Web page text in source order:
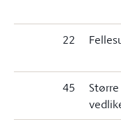
22
45